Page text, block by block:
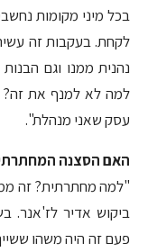
בכל מיני מקומות
לקחת. בעקבות זה
נהנית ממנו וגם
למה לא למנף את זה?
עסק שאני מנהלת".
האם הסצנה
"למה מחתרתית? זה
ביקוש אדיר לז'אנר.
פעם זה היה משהו